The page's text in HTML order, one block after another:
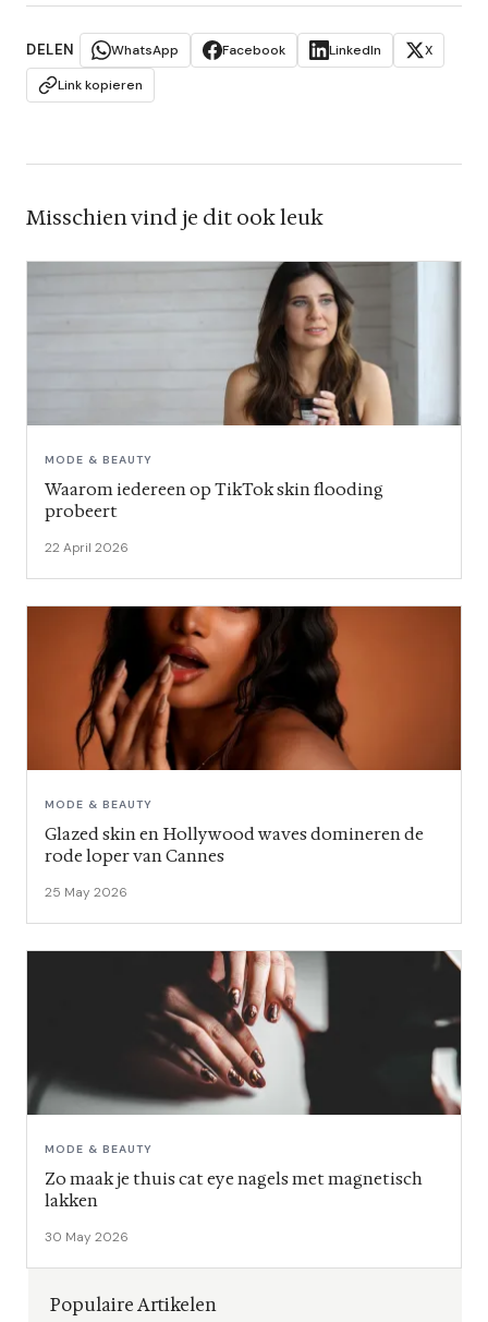
DELEN WhatsApp Facebook LinkedIn
X
Link kopieren
Misschien vind je dit ook leuk
MODE & BEAUTY
Waarom iedereen op TikTok skin flooding
probeert
22 April 2026
MODE & BEAUTY
Glazed skin en Hollywood waves domineren de
rode loper van Cannes
25 May 2026
MODE & BEAUTY
Zo maak je thuis cat eye nagels met magnetisch
lakken
30 May 2026
Populaire Artikelen